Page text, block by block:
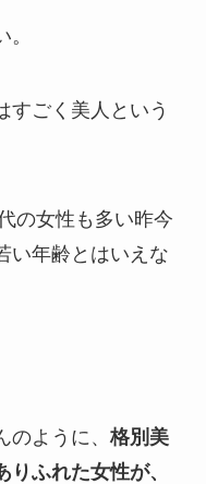
すごく美人という
の女性も多い昨今
い年齢とはいえな
ように、 格別美
ふれた女性が、